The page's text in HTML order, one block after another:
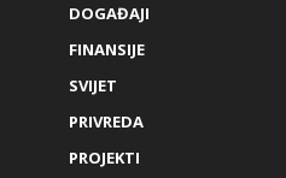
DOGAĐAJI
FINANSIJE
SVIJET
PRIVREDA
PROJEKTI